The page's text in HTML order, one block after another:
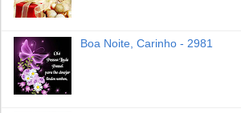
Boa Noite, Carinho - 2981